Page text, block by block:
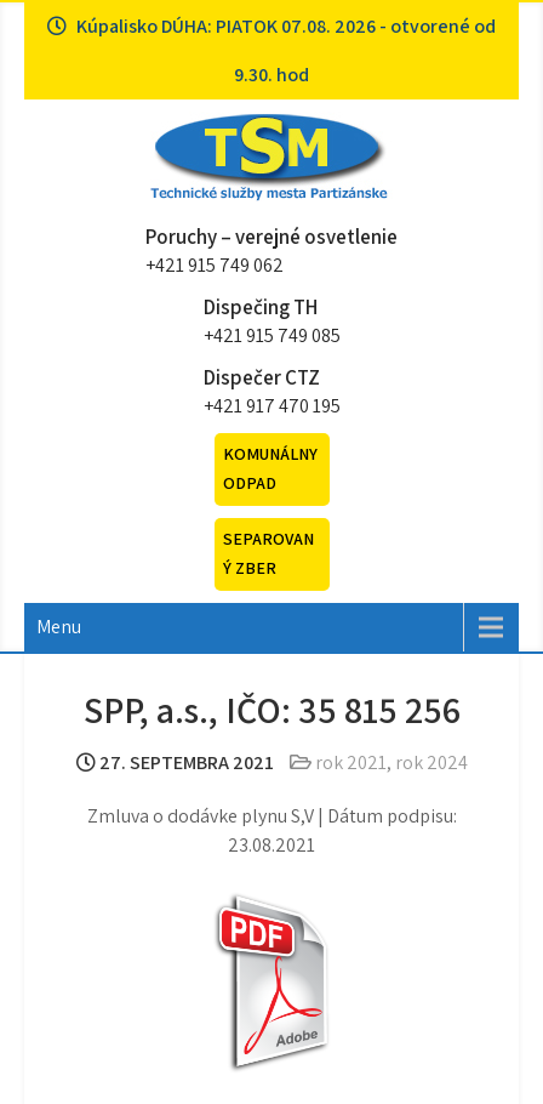
Kúpalisko DÚHA: PIATOK 07.08. 2026 - otvorené od
9.30. hod
Technické služby mesta
Partizánske
Sme tu pre vásPoruchy – verejné osvetlenie
+421 915 749 062
Dispečing TH
+421 915 749 085
Dispečer CTZ
+421 917 470 195
KOMUNÁLNY
ODPAD
SEPAROVAN
Ý ZBER
Menu
SPP, a.s., IČO: 35 815 256
27. SEPTEMBRA 2021 rok 2021, rok 2024
Zmluva o dodávke plynu S,V | Dátum podpisu:
23.08.2021